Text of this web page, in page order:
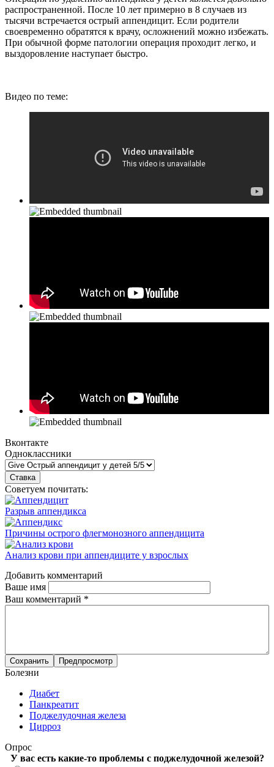
распространенной. После 10 лет примерно в 8 случаев из
тысячи встречается острый аппендицит. Если родители
своевременно обратятся к врачу, осложнений можно избежать.
При обычной форме патологии операция проходит легко, и
выздоровление наступает быстро.
Видео по теме:
Вконтакте
Одноклассники
Советуем почитать:
Разрыв аппендикса
Причины острого флегмонозного аппендицита
Анализ крови при аппендиците у взрослых
Добавить комментарий
Ваше имя
Ваш комментарий *
Болезни
Диабет
Панкреатит
Поджелудочная железа
Цирроз
Опрос
У вас есть какие-то проблемы с поджелудочной железой?